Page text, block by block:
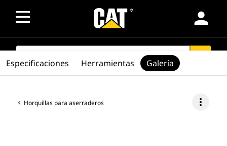
person
SEARCH
Horquillas para aserraderos more_vert
Especificaciones Herramientas Galería